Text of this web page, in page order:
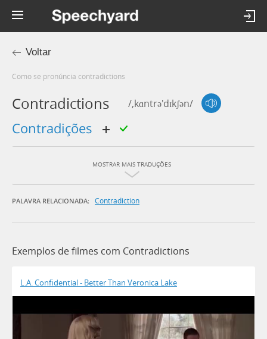
Voltar
Como se pronúncia contradictions
Contradictions /,kɑntrə'dɪkʃən/
contradições
MOSTRAR MAIS TRADUÇÕES
PALAVRA RELACIONADA: Contradiction
Exemplos de filmes com Contradictions
L.A. Confidential - Better Than Veronica Lake